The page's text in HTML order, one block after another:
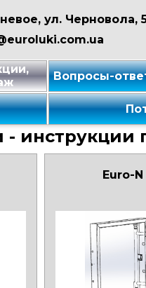
ул. Черновола,
Вопросы-
- инструкции
Euro-